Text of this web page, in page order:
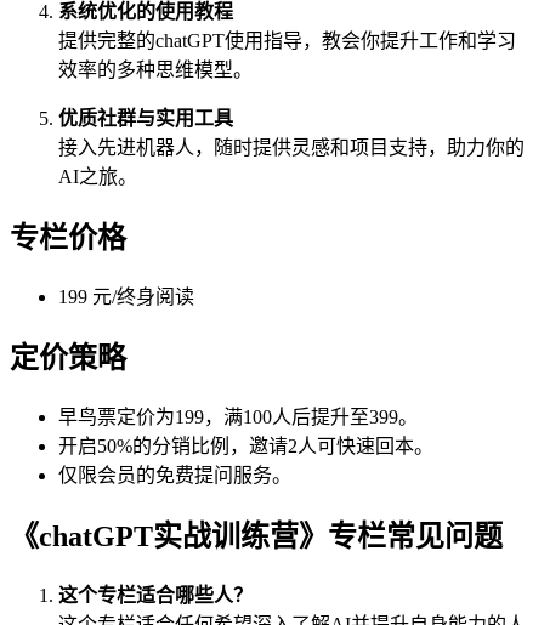
系统优化的使用教程
提供完整的chatGPT使用指导，教会你提升工作和学习
效率的多种思维模型。
优质社群与实用工具
接入先进机器人，随时提供灵感和项目支持，助力你的
AI之旅。
专栏价格
199 元/终身阅读
定价策略
早鸟票定价为199，满100人后提升至399。
开启50%的分销比例，邀请2人可快速回本。
仅限会员的免费提问服务。
《chatGPT实战训练营》专栏常见问题
这个专栏适合哪些人？